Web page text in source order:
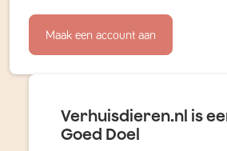
Maak een account aan
Verhuisdieren.nl is
Goed Doel